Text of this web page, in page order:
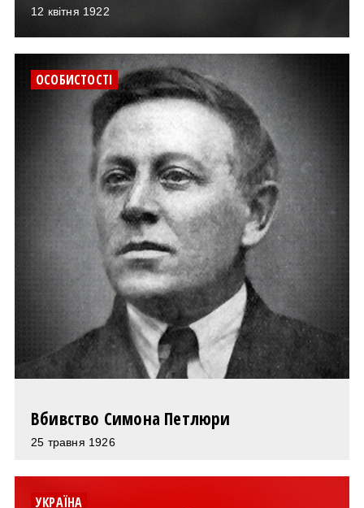
12 квітня 1922
ОСОБИСТОСТІ
Вбивство Симона Петлюри
25 травня 1926
УКРАЇНА